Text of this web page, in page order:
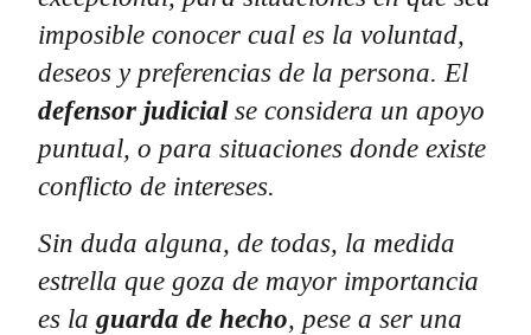
imposible conocer cual es la voluntad,
deseos y preferencias de la persona. El
defensor judicial se considera un apoyo
puntual, o para situaciones donde existe
conflicto de intereses.
Sin duda alguna, de todas, la medida
estrella que goza de mayor importancia
es la guarda de hecho, pese a ser una